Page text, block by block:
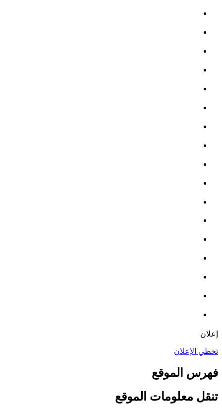
إعلان
تخطي الإعلان
فهرس الموقع
تنقل معلومات الموقع